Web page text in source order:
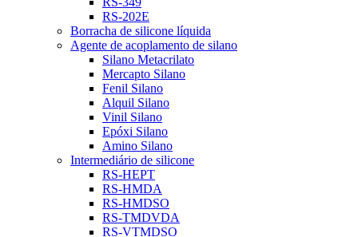
RS-202E
Borracha de silicone líquida
Agente de acoplamento de silano
Silano Metacrilato
Mercapto Silano
Fenil Silano
Alquil Silano
Vinil Silano
Epóxi Silano
Amino Silano
Intermediário de silicone
RS-HEPT
RS-HMDA
RS-HMDSO
RS-TMDVDA
RS-VTMDSO